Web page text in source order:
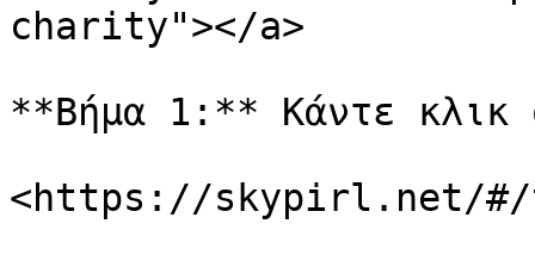
charity"></a>
**Βήμα 1:** Κάντε κλικ
<https://skypirl.net/#/